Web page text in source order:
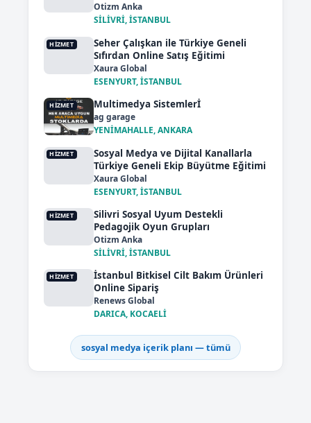
Otizm Anka
SİLİVRİ, İSTANBUL
HIZMET
Seher Çalışkan ile Türkiye Geneli
Sıfırdan Online Satış Eğitimi
Xaura Global
ESENYURT, İSTANBUL
HIZMET Multimedya Sistemlerİ
ag garage
YENİMAHALLE, ANKARA
HIZMET
Sosyal Medya ve Dijital Kanallarla
Türkiye Geneli Ekip Büyütme Eğitimi
Xaura Global
ESENYURT, İSTANBUL
HIZMET
Silivri Sosyal Uyum Destekli
Pedagojik Oyun Grupları
Otizm Anka
SİLİVRİ, İSTANBUL
HIZMET
İstanbul Bitkisel Cilt Bakım Ürünleri
Online Sipariş
Renews Global
DARICA, KOCAELİ
sosyal medya içerik planı — tümü